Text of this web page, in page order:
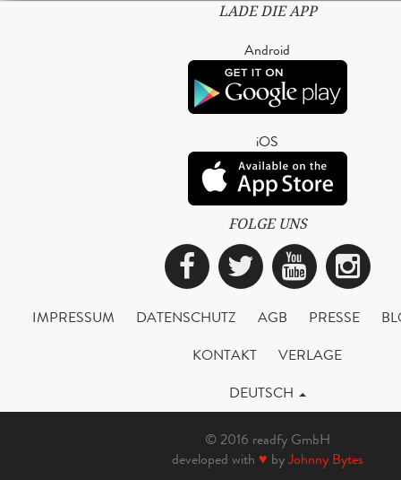
LADE DIE APP
Android
iOS
FOLGE UNS
Facebook
Twitter
IMPRESSUM DATENSCHUTZ AGB PRESSE
KONTAKT
VERLAGE
DEUTSCH
© 2016 readfy GmbH
developed with ♥ byJohnny Bytes